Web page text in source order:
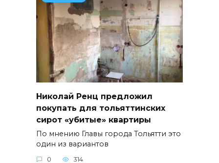
Николай Ренц предложил
покупать для тольяттинских
сирот «убитые» квартиры
По мнению Главы города Тольятти это
один из вариантов
0 314